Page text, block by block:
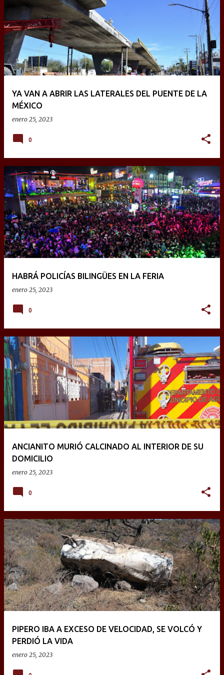
YA VAN A ABRIR LAS LATERALES DEL PUENTE DE LA
MÉXICO
enero 25, 2023
0
HABRÁ POLICÍAS BILINGÜES EN LA FERIA
enero 25, 2023
0
ANCIANITO MURIÓ CALCINADO AL INTERIOR DE SU
DOMICILIO
enero 25, 2023
0
PIPERO IBA A EXCESO DE VELOCIDAD, SE VOLCÓ Y
PERDIÓ LA VIDA
enero 25, 2023